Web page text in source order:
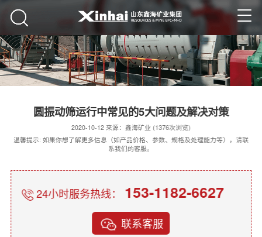
圆振动筛运行中常见的5大问题及解决对策
2020-10-12 来源：鑫海矿业 (1376次浏览)
温馨提示: 如果你想了解更多信息（如产品价格、参数、规格及处理能力等），请联
系我们的客服。
24小时服务热线： 153-1182-6627
联系客服